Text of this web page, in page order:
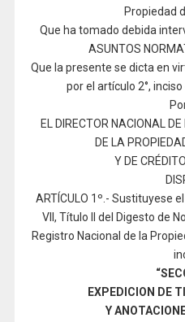
Propiedad
Que ha tomado debida
ASUNTOS
Que la presente se dicta en
por el artículo 2°,
EL DIRECTOR NACIONAL
DE LA
Y DE
ARTÍCULO 1º.- Sustituyese
VII, Título II del Digesto de
Registro Nacional de la
EXPEDICION DE
Y